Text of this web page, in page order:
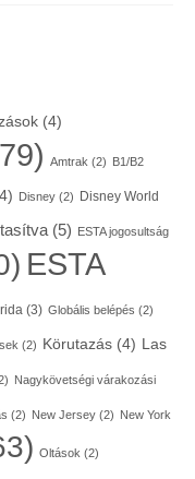
(4)
Amtrak (2) B1/B2
Disney (2) Disney World
(5) ESTA jogosultság
ESTA
(3) Globális belépés (2)
(2) Körutazás (4) Las
Nagykövetségi várakozási
(2) New Jersey (2) New York
Oltások (2)